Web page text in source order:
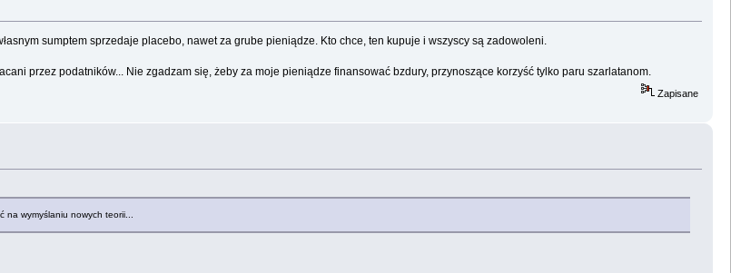
sumptem sprzedaje placebo, nawet za grube pieniądze. Kto chce, ten kupuje i wszyscy są zadowoleni.
przez podatników... Nie zgadzam się, żeby za moje pieniądze finansować bzdury, przynoszące korzyść tylko paru szarlatanom.
Zapisane
na wymyślaniu nowych teorii...